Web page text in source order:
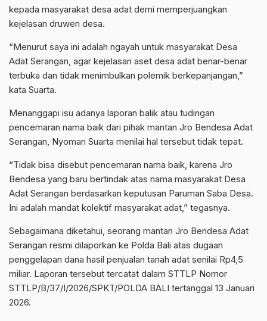
kepada masyarakat desa adat demi memperjuangkan
kejelasan druwen desa.
“Menurut saya ini adalah ngayah untuk masyarakat Desa
Adat Serangan, agar kejelasan aset desa adat benar-benar
terbuka dan tidak menimbulkan polemik berkepanjangan,”
kata Suarta.
Menanggapi isu adanya laporan balik atau tudingan
pencemaran nama baik dari pihak mantan Jro Bendesa Adat
Serangan, Nyoman Suarta menilai hal tersebut tidak tepat.
“Tidak bisa disebut pencemaran nama baik, karena Jro
Bendesa yang baru bertindak atas nama masyarakat Desa
Adat Serangan berdasarkan keputusan Paruman Saba Desa.
Ini adalah mandat kolektif masyarakat adat,” tegasnya.
Sebagaimana diketahui, seorang mantan Jro Bendesa Adat
Serangan resmi dilaporkan ke Polda Bali atas dugaan
penggelapan dana hasil penjualan tanah adat senilai Rp4,5
miliar. Laporan tersebut tercatat dalam STTLP Nomor
STTLP/B/37/I/2026/SPKT/POLDA BALI tertanggal 13 Januari
2026.